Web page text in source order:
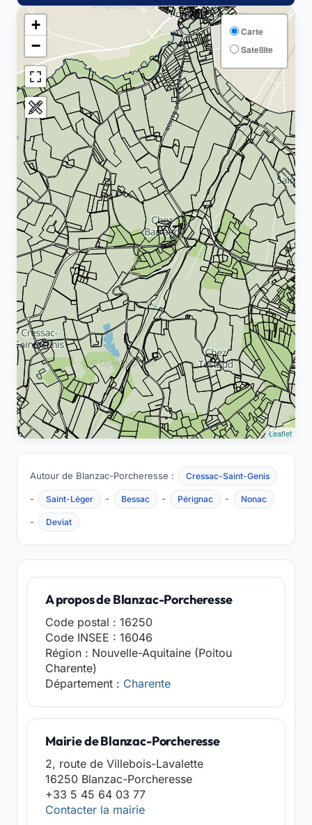
+
−
Carte
Satellite
Leaflet
Autour de Blanzac-Porcheresse : Cressac-Saint-Genis
- Saint-Léger - Bessac - Pérignac - Nonac
- Deviat
A propos de Blanzac-Porcheresse
Code postal : 16250
Code INSEE : 16046
Région : Nouvelle-Aquitaine (Poitou
Charente)
Département : Charente
Mairie de Blanzac-Porcheresse
2, route de Villebois-Lavalette
16250 Blanzac-Porcheresse
+33 5 45 64 03 77
Contacter la mairie